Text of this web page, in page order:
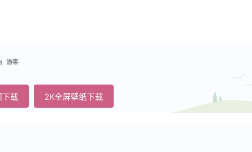
游客
下载 2K全屏壁纸下载